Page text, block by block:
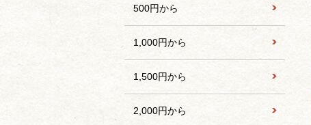
500円から
1,000円から
1,500円から
2,000円から